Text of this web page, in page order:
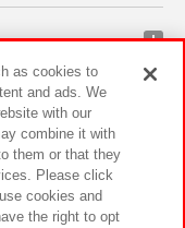
サイトポリシー
as cookies to
and ads. We
with our
combine it with
them or that they
Please click
cookies and
the right to opt